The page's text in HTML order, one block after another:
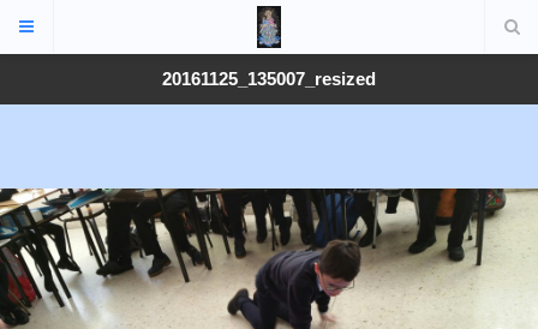
20161125_135007_resized